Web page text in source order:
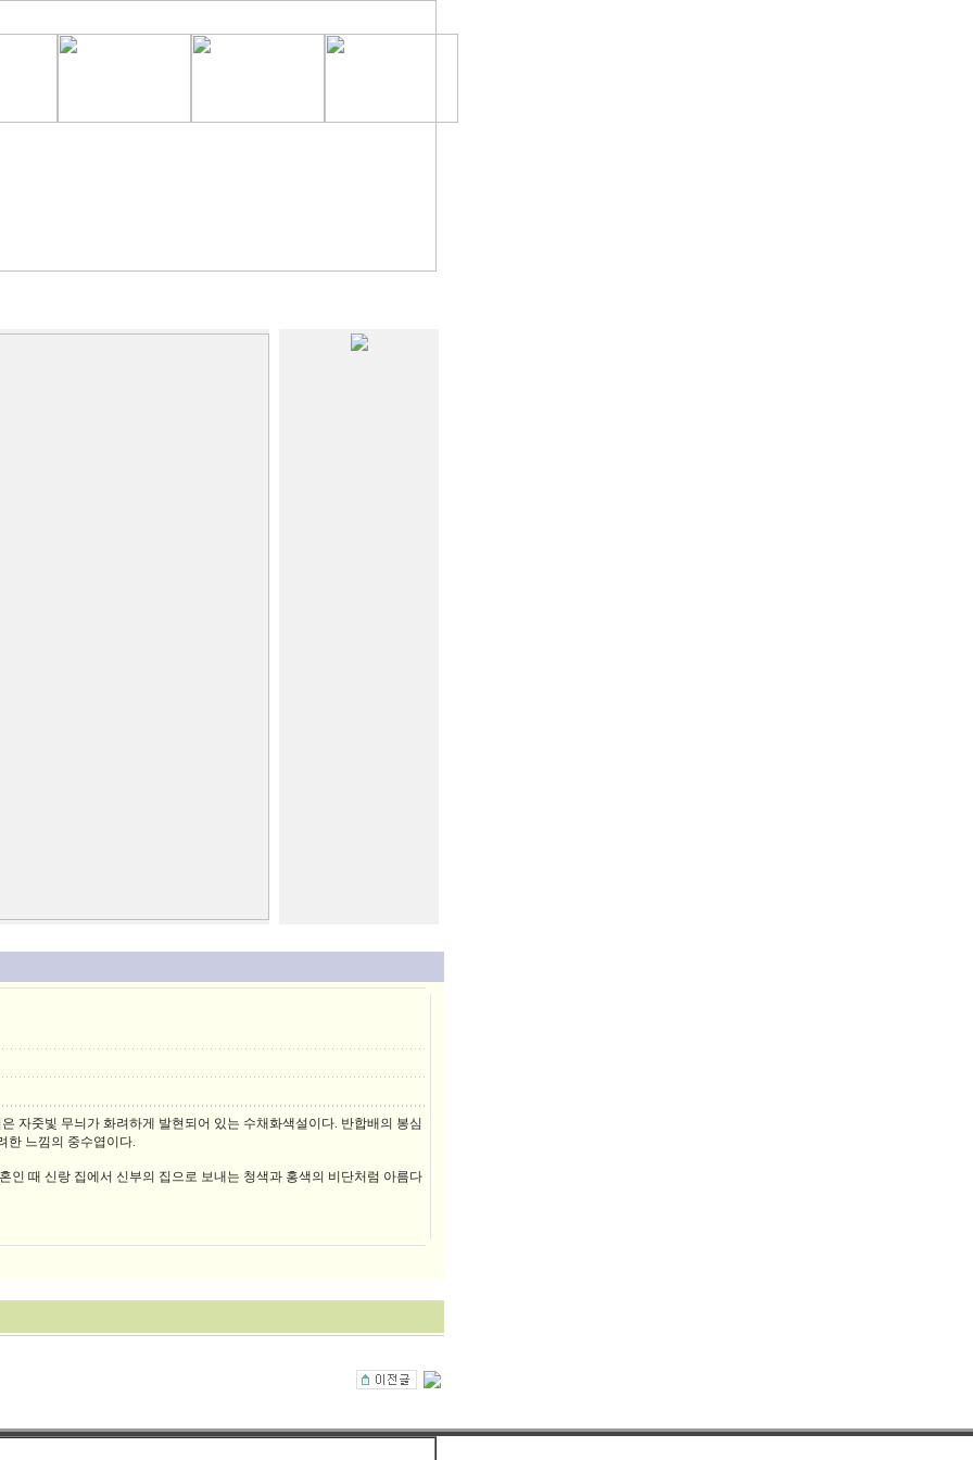
자줏빛 무늬가 화려하게 발현되어 있는 수채화색설이다. 반합배의 봉심
한 느낌의 중수엽이다.
인 때 신랑 집에서 신부의 집으로 보내는 청색과 홍색의 비단처럼 아름다